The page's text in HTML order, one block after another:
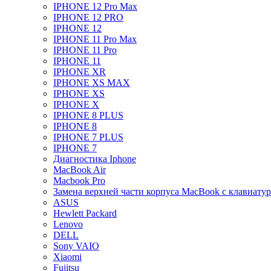
IPHONE 12 Pro Max
IPHONE 12 PRO
IPHONE 12
IPHONE 11 Pro Max
IPHONE 11 Pro
IPHONE 11
IPHONE XR
IPHONE XS MAX
IPHONE XS
IPHONE X
IPHONE 8 PLUS
IPHONE 8
IPHONE 7 PLUS
IPHONE 7
Диагностика Iphone
MacBook Air
Macbook Pro
Замена верхней части корпуса MacBook с
ASUS
Hewlett Packard
Lenovo
DELL
Sony VAIO
Xiaomi
Fujitsu